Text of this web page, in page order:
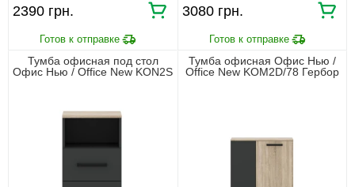
2390 грн. 3080 грн.
Тумба офисная под стол
Офис Нью / Office New KON2S
Тумба офисная Офис Нью /
Office New KOM2D/78 Гербор